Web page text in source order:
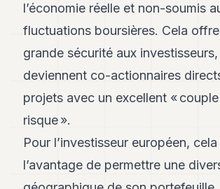
TECH
FINANCE
DE
VIVRE
ARTS
ASSURANCE
l’économie réelle et non-soumis
fluctuations boursières. Cela
grande sécurité aux
deviennent co-actionnaires
projets avec un excellent «
risque ».
​Pour l’investisseur européen,
l’avantage de permettre une